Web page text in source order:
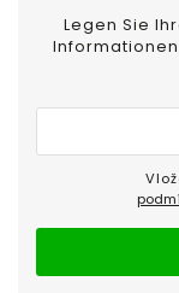
Legen Sie